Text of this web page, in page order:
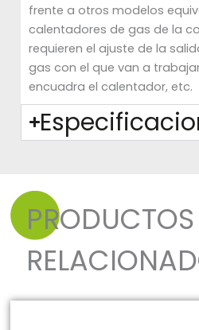
frente a otros modelos
calentadores de gas de la
requieren el ajuste de la
gas con el que van a
encuadra el calentador, etc.
PRODUCTOS